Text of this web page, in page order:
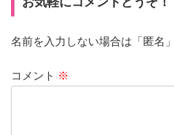
名前を入力しない場合は「匿名
コメント ※